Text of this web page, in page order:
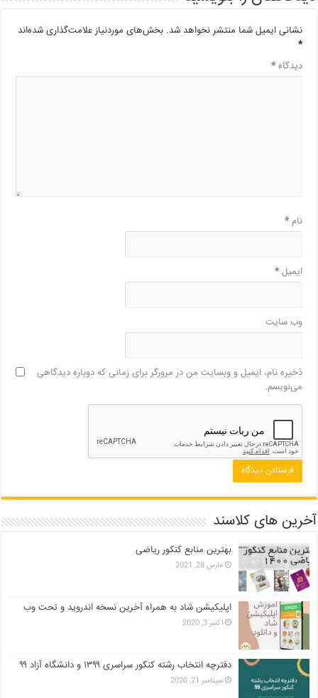
نشانی ایمیل شما منتشر نخواهد شد. بخش‌های موردنیاز علامت‌گذاری شده‌اند
*
دیدگاه*
نام*
ایمیل*
وب‌ سایت
ذخیره نام، ایمیل و وبسایت من در مرورگر برای زمانی که دوباره دیدگاهی
می‌نویسم.
آخرین های کلاسند
بهترین منابع کنکور ریاضی
مارس 28, 2021
اپلیکیشن شاد به همراه آخرین نسخه اندروید و تحت وب
اکتبر 3, 2020
دفترچه انتخاب رشته کنکور سراسری ۱۳۹۹ و دانشگاه آزاد ۹۹
سپتامبر 21, 2020